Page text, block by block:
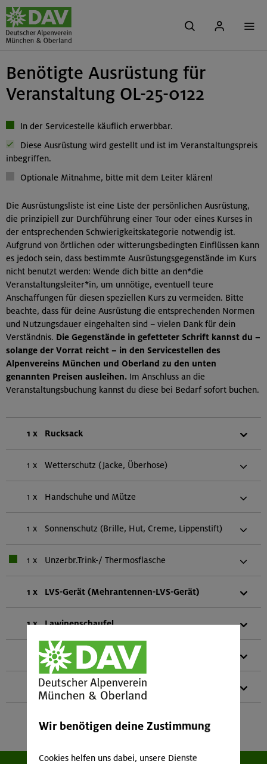
Benötigte Ausrüstung für
Veranstaltung OL-25-0122
In der Servicestelle käuflich erwerbbar.
Diese Ausrüstung wird gestellt und ist im Veranstaltungspreis
inbegriffen.
Optionale Mitnahme, bitte mit dem Leiter klären!
Die Ausrüstungsliste ist eine Liste der persönlichen Ausrüstung,
die prinzipiell zur Durchführung einer Tour oder eines Kurses in
der entsprechenden Schwierigkeitskategorie notwendig ist.
Aufgrund von örtlichen oder witterungsbedingten Einflüssen kann
es jedoch sein, dass bestimmte Ausrüstungsgegenstände im Kurs
nicht benutzt werden: Wende dich bitte an den*die
Veranstaltungsleiter*in, um unnötige, eventuell teure
Anschaffungen für diesen speziellen Kurs zu vermeiden. Bitte
beachte, dass für deine Ausrüstung die entsprechenden Normen
und Nutzungsdauer eingehalten sind – vielen Dank für dein
Verständnis. Die Gegenstände in gefetteter Schrift kannst du –
solange der Vorrat reicht – in den Servicestellen des
Alpenvereins München und Oberland zu den unten
genannten Preisen ausleihen. Im Anschluss an die
Veranstaltungsbuchung kannst du diese bei Bedarf sofort buchen.
1 x Rucksack
1 x Wetterschutz (Jacke, Überhose)
1 x Handschuhe und Mütze
1 x Sonnenschutz (Brille, Hut, Creme, Lippenstift)
1 x Unzerbr.Trink-/ Thermosflasche
1 x LVS-Gerät (Mehrantennen-LVS-Gerät)
1 x Lawinenschaufel
Lawinensonde
Teleskopstöcke
Wir benötigen deine Zustimmung
Cookies helfen uns dabei, unsere Dienste